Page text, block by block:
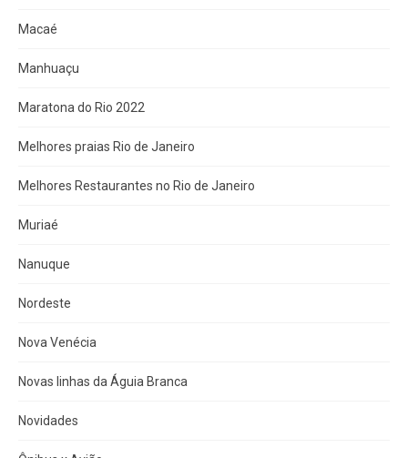
Macaé
Manhuaçu
Maratona do Rio 2022
Melhores praias Rio de Janeiro
Melhores Restaurantes no Rio de Janeiro
Muriaé
Nanuque
Nordeste
Nova Venécia
Novas linhas da Águia Branca
Novidades